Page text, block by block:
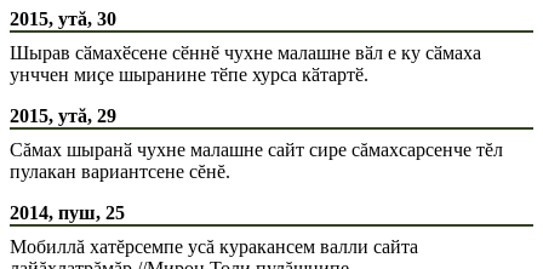
2015, утă, 30
Шырав сӑмахӗсене сӗннӗ чухне малашне вӑл е ку сӑмаха
унччен миҫе шыранине тӗпе хурса кӑтартӗ.
2015, утă, 29
Сăмах шыранӑ чухне малашне сайт сире сăмахсарсенче тĕл
пулакан вариантсене сĕнĕ.
2014, пуш, 25
Мобиллă хатĕрсемпе усă куракансем валли сайта